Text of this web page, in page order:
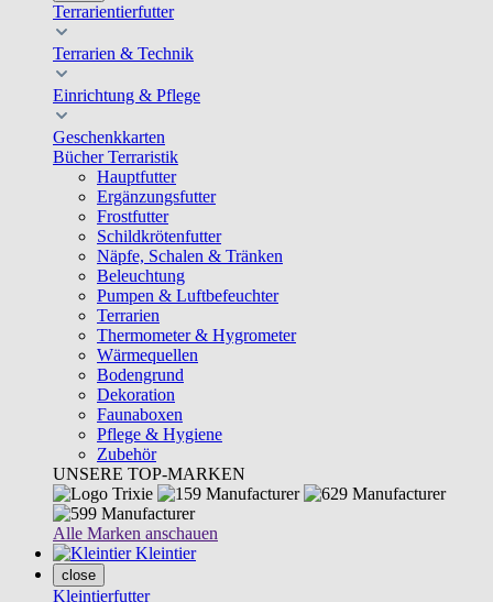
Terrarientierfutter
Terrarien & Technik
Einrichtung & Pflege
Geschenkkarten
Bücher Terraristik
Hauptfutter
Ergänzungsfutter
Frostfutter
Schildkrötenfutter
Näpfe, Schalen & Tränken
Beleuchtung
Pumpen & Luftbefeuchter
Terrarien
Thermometer & Hygrometer
Wärmequellen
Bodengrund
Dekoration
Faunaboxen
Pflege & Hygiene
Zubehör
UNSERE TOP-MARKEN
Alle Marken anschauen
Kleintier
close
Kleintierfutter